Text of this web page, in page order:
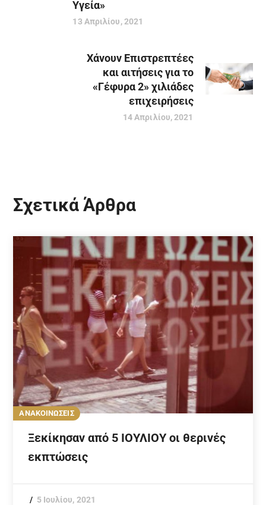
Υγεία»
13 Απριλίου, 2021
Χάνουν Επιστρεπτέες
και αιτήσεις για το
«Γέφυρα 2» χιλιάδες
επιχειρήσεις
14 Απριλίου, 2021
Σχετικά Άρθρα
ΑΝΑΚΟΙΝΩΣΕΙΣ
Ξεκίκησαν από 5 ΙΟΥΛΙΟΥ οι θερινές
εκπτώσεις
5 Ιουλίου, 2021